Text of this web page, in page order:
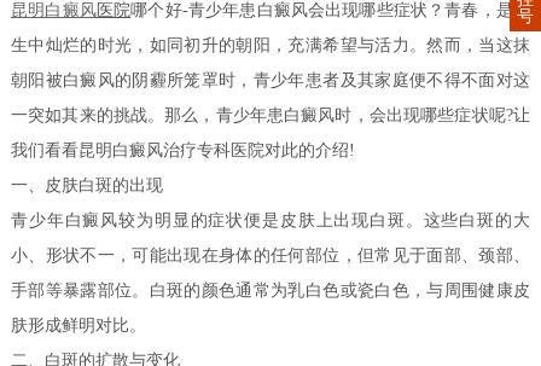
昆明白癜风医院哪个好-青少年患白癜风会出现哪些症状？青春，是人
生中灿烂的时光，如同初升的朝阳，充满希望与活力。然而，当这抹
朝阳被白癜风的阴霾所笼罩时，青少年患者及其家庭便不得不面对这
一突如其来的挑战。那么，青少年患白癜风时，会出现哪些症状呢?让
我们看看昆明白癜风治疗专科医院对此的介绍!
一、皮肤白斑的出现
青少年白癜风较为明显的症状便是皮肤上出现白斑。这些白斑的大
小、形状不一，可能出现在身体的任何部位，但常见于面部、颈部、
手部等暴露部位。白斑的颜色通常为乳白色或瓷白色，与周围健康皮
肤形成鲜明对比。
二、白斑的扩散与变化
号